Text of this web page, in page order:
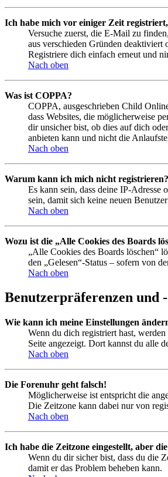
Ich habe mich vor einiger Zeit
Versuche zuerst, die E-Mail zu
aus verschieden Gründen deaktiviert
Registriere dich einfach erneut und
Nach oben
Was ist COPPA?
COPPA, ausgeschrieben Child
dass Websites, die möglicherweise
dir unsicher bist, ob dies auf dich
anbieten kann und nicht die
Nach oben
Warum kann ich mich nicht registrieren?
Es kann sein, dass deine IP-
sein, damit sich keine neuen
Nach oben
Wozu ist die „Alle Cookies des Boards
„Alle Cookies des Boards löschen“
den „Gelesen“-Status – sofern von
Nach oben
Benutzerpräferenzen und
Wie kann ich meine Einstellungen
Wenn du dich registriert hast,
Seite angezeigt. Dort kannst du alle
Nach oben
Die Forenuhr geht falsch!
Möglicherweise ist entspricht die
Die Zeitzone kann dabei nur von
Nach oben
Ich habe die Zeitzone eingestellt, aber
Wenn du dir sicher bist, dass du die
damit er das Problem beheben kann.